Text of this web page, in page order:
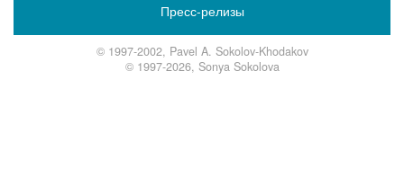
Пресс-релизы
© 1997-2002, Pavel A. Sokolov-Khodakov
© 1997-2026, Sonya Sokolova